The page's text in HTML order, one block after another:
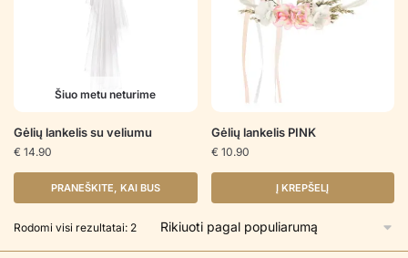
Šiuo metu neturime
Gėlių lankelis su veliumu
€ 14.90
PRANEŠKITE, KAI BUS
Gėlių lankelis PINK
€ 10.90
Į KREPŠELĮ
Rodomi visi rezultatai: 2Rūšiuojama